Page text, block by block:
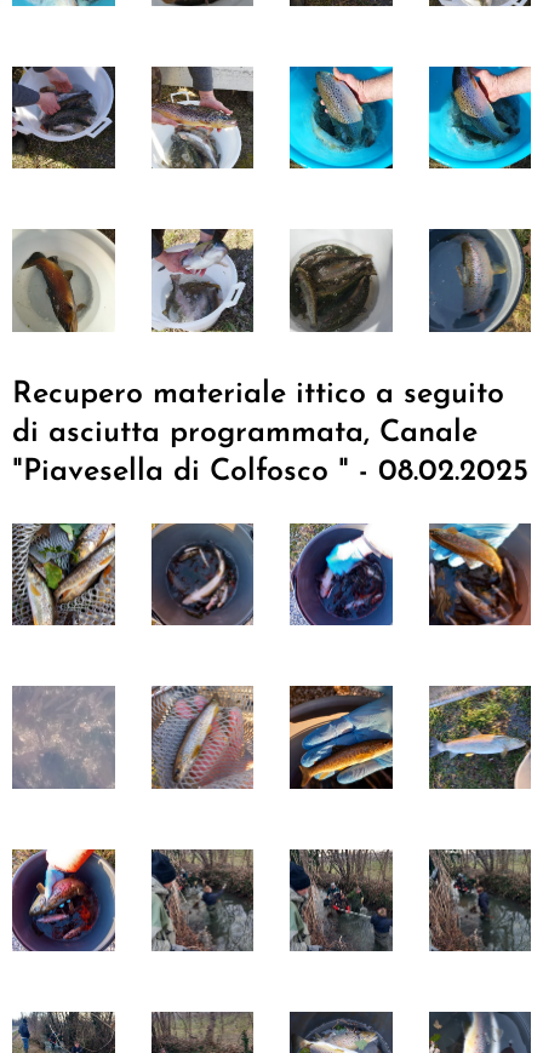
Recupero materiale ittico a seguito
di asciutta programmata, Canale
"Piavesella di Colfosco " - 08.02.2025